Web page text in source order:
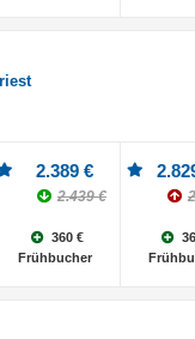
2.389 €
2.439 €
360 €
Frühbucher